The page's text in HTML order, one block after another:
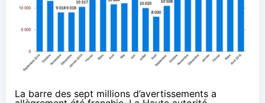
La barre des sept millions d’avertissements a